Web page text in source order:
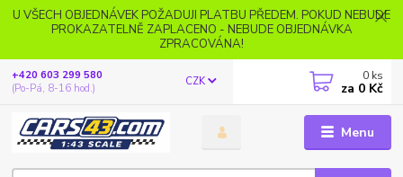
U VŠECH OBJEDNÁVEK POŽADUJI PLATBU PŘEDEM. POKUD NEBUDE
PROKAZATELNĚ ZAPLACENO - NEBUDE OBJEDNÁVKA
ZPRACOVÁNA!
Menu
CZK
+420 603 299 580
(Po-Pá, 8-16 hod.)
0 ks
za 0 Kč